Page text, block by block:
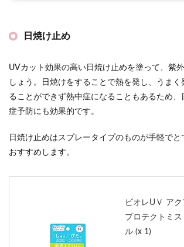
日焼け止め
UVカット効果の高い日焼け止めを塗って、紫
しょう。日焼けをすることで熱を発し、うまく
ることができず熱中症になることもあるため、
症予防にも効果的です。
日焼け止めはスプレータイプのものが手軽で
おすすめします。
ビオレUＶ ア
プロテクトミ
ル (x 1)